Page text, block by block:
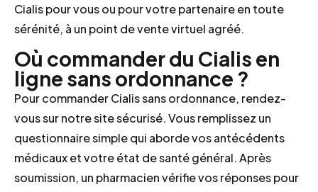
Cialis pour vous ou pour votre partenaire en toute
sérénité, à un point de vente virtuel agréé.
Où commander du Cialis en
ligne sans ordonnance ?
Pour commander Cialis sans ordonnance, rendez-
vous sur notre site sécurisé. Vous remplissez un
questionnaire simple qui aborde vos antécédents
médicaux et votre état de santé général. Après
soumission, un pharmacien vérifie vos réponses pour